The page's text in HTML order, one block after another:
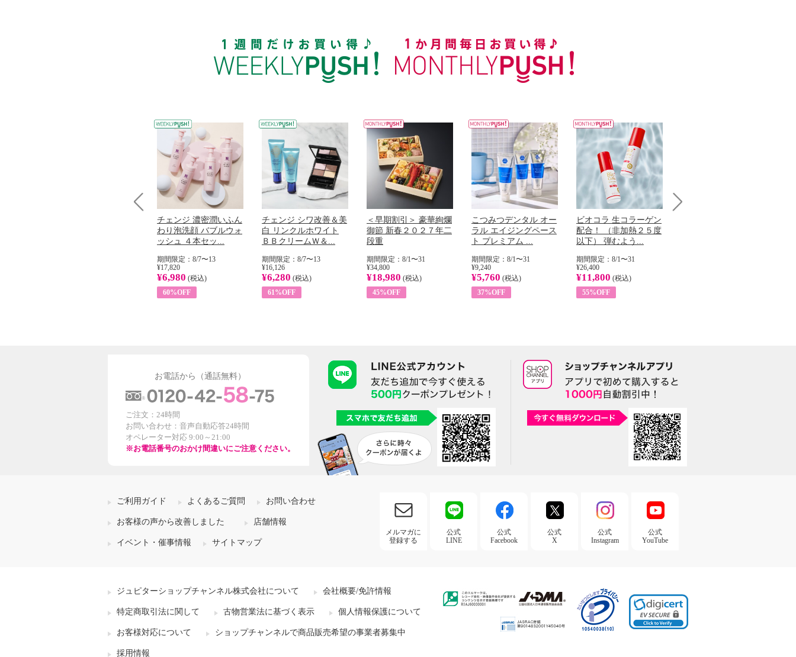
チェンジ 濃密潤いふん
わり泡洗顔 バブルウォ
ッシュ ４本セッ...
期間限定：8/7〜13
¥17,820
¥6,980 (税込)
60%OFF
チェンジ シワ改善＆美
白 リンクルホワイト
ＢＢクリームＷ＆...
期間限定：8/7〜13
¥16,126
¥6,280 (税込)
61%OFF
＜早期割引＞ 豪華絢爛
御節 新春２０２７年二
段重
期間限定：8/1〜31
¥34,800
¥18,980 (税込)
45%OFF
こつみつデンタル オー
ラル エイジングペース
ト プレミアム ...
期間限定：8/1〜31
¥9,240
¥5,760 (税込)
37%OFF
ビオコラ 生コラーゲン
配合！ （非加熱２５度
以下） 弾むよう...
期間限定：8/1〜31
¥26,400
¥11,800 (税込)
55%OFF
お電話から（通話無料）
ご注文：24時間
お問い合わせ：音声自動応答24時間
オペレーター対応 9:00～21:00
※お電話番号のおかけ間違いにご注意ください。
ご利用ガイド よくあるご質問 お問い合わせ
お客様の声から改善しました 店舗情報
イベント・催事情報 サイトマップ
メルマガに
登録する
公式
LINE
公式
Facebook
公式
X
公式
Instagram
公式
YouTube
ジュピターショップチャンネル株式会社について 会社概要/免許情報
特定商取引法に関して 古物営業法に基づく表示 個人情報保護について
お客様対応について ショップチャンネルで商品販売希望の事業者募集中
採用情報